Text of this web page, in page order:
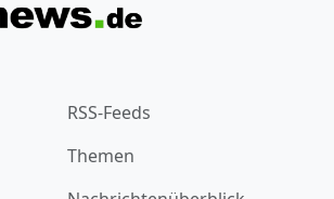
RSS-Feeds
Themen